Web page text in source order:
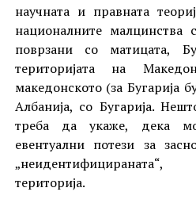
научната и правната
националните
поврзани со матицата,
територијата на
македонското (за Бугарија
Албанија, со Бугарија.
треба да укаже, дека
евентуални потези за
територија.